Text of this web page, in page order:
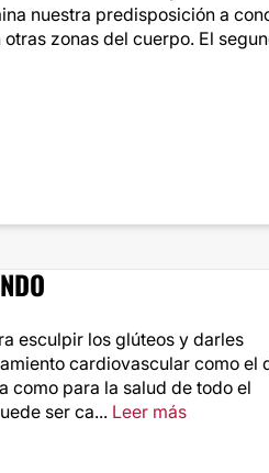
nuestra predisposición a
otras zonas del cuerpo. El
esculpir los glúteos y darles
cardiovascular como el
como para la salud de todo el
ser ca... Leer más